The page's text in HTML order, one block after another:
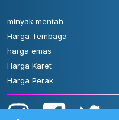
minyak mentah
Harga Tembaga
harga emas
Harga Karet
Harga Perak